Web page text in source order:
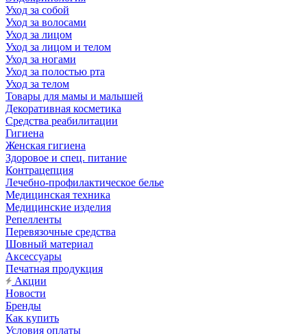
Уход за собой
Уход за волосами
Уход за лицом
Уход за лицом и телом
Уход за ногами
Уход за полостью рта
Уход за телом
Товары для мамы и малышей
Декоративная косметика
Средства реабилитации
Гигиена
Женская гигиена
Здоровое и спец. питание
Контрацепция
Лечебно-профилактическое белье
Медицинская техника
Медицинские изделия
Репелленты
Перевязочные средства
Шовный материал
Аксессуары
Печатная продукция
Акции
Новости
Бренды
Как купить
Условия оплаты